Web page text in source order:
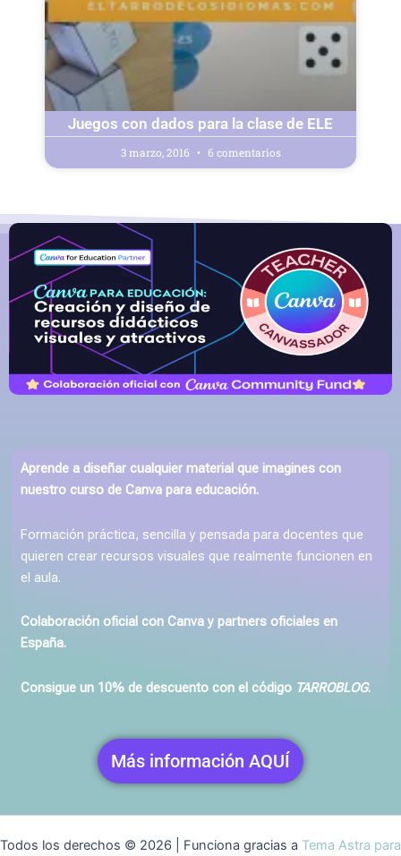
Juegos con dados para la clase de ELE
3 marzo, 2016 6 comentarios
« Anterior 1 2 3 4 …
25
Aprende a diseñar cualquier material que imagines con
nuestro curso de Canva para educación.
Formación práctica, sencilla y pensada para docentes que
quieren crear recursos visuales que realmente funcionen en
el aula.
Colaboración oficial con Canva y partners oficiales en
España.
Consigue un 10% de descuento con el código TARROBLOG.
Más información AQUÍ
Todos los derechos © 2026 | Funciona gracias a Tema Astra para